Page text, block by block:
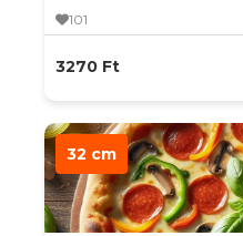
101
3270 Ft
32 cm